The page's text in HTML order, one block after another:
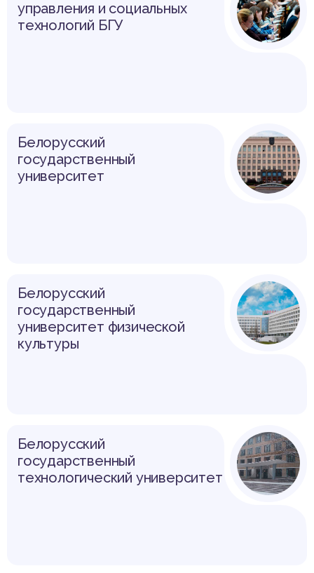
управления и социальных
технологий БГУ
Белорусский
государственный
университет
Белорусский
государственный
университет физической
культуры
Белорусский
государственный
технологический университет